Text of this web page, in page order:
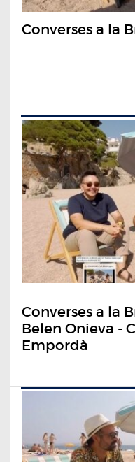
Converses a la
Converses a la
Belen Onieva -
Empordà